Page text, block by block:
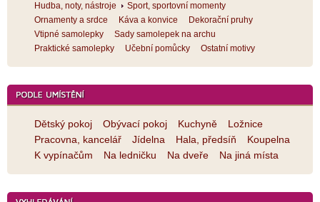
Hudba, noty, nástroje
Sport, sportovní momenty
Ornamenty a srdce
Káva a konvice
Dekorační pruhy
Vtipné samolepky
Sady samolepek na archu
Praktické samolepky
Učební pomůcky Ostatní motivy
Dětský pokoj Obývací pokoj Kuchyně
Ložnice
Pracovna, kancelář
Jídelna Hala, předsíň
Koupelna
K vypínačům
Na ledničku Na dveře Na jiná místa